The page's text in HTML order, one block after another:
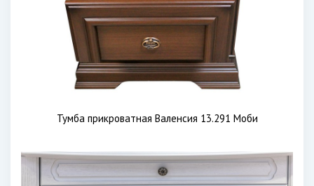
Тумба прикроватная Валенсия 13.291 Моби